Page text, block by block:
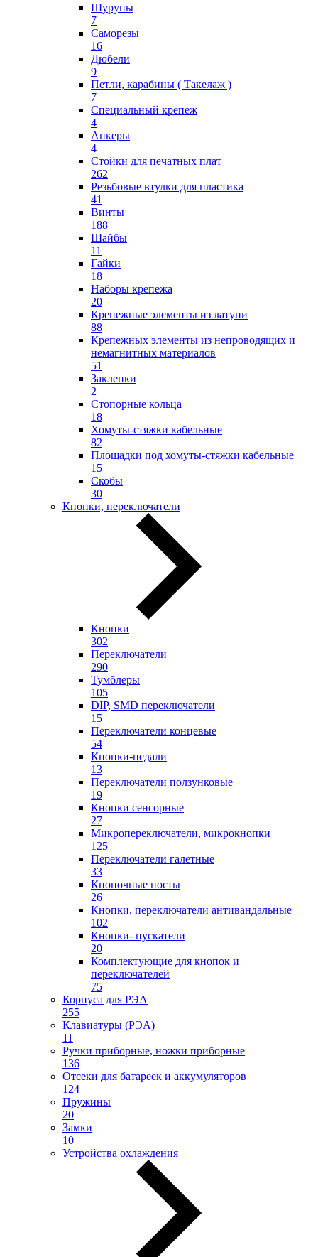
Шурупы
7
Саморезы
16
Дюбели
9
Петли, карабины ( Такелаж )
7
Специальный крепеж
4
Анкеры
4
Стойки для печатных плат
262
Резьбовые втулки для пластика
41
Винты
188
Шайбы
11
Гайки
18
Наборы крепежа
20
Крепежные элементы из латуни
88
Крепежных элементы из непроводящих и
немагнитных материалов
51
Заклепки
2
Стопорные кольца
18
Хомуты-стяжки кабельные
82
Площадки под хомуты-стяжки кабельные
15
Скобы
30
Кнопки, переключатели
Кнопки
302
Переключатели
290
Тумблеры
105
DIP, SMD переключатели
15
Переключатели концевые
54
Кнопки-педали
13
Переключатели ползунковые
19
Кнопки сенсорные
27
Микропереключатели, микрокнопки
125
Переключатели галетные
33
Кнопочные посты
26
Кнопки, переключатели антивандальные
102
Кнопки- пускатели
20
Комплектующие для кнопок и
переключателей
75
Корпуса для РЭА
255
Клавиатуры (РЭА)
11
Ручки приборные, ножки приборные
136
Отсеки для батареек и аккумуляторов
124
Пружины
20
Замки
10
Устройства охлаждения